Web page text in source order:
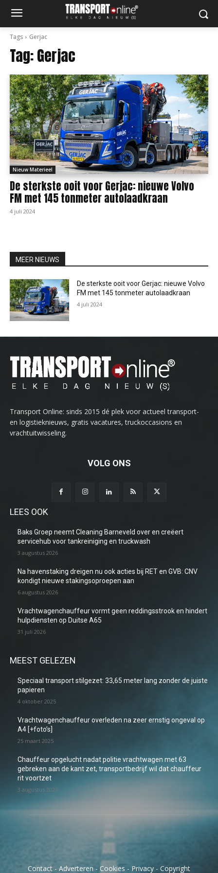
Tags Gerjac
Tag:Gerjac
Nieuw Materieel
De sterkste ooit voor Gerjac: nieuwe Volvo
FM met 145 tonmeter autolaadkraan
4 juli 2024
MEER NIEUWS
De sterkste ooit voor Gerjac: nieuwe Volvo
FM met 145 tonmeter autolaadkraan
4 juli 2024
Transport Online: sinds 2015 dé plek voor actueel transport-
en logistieknieuws, gratis vacatures, truckoccasions en
vrachtuitwisseling.
VOLG ONS
LEES OOK
Baks Groep neemt Cleaning Barneveld over en creëert
servicehub voor tankreiniging en truckwash
3 augustus 2026
Na havenstaking dreigen nu ook acties bij RET en GVB: CNV
kondigt nieuwe stakingsoproepen aan
6 augustus 2026
Vrachtwagenchauffeur vormt geen reddingsstrook en hindert
hulpdiensten op Duitse A65
31 juli 2026
MEEST GELEZEN
Speciaal transport stilgezet: 33,65 meter lang zonder de juiste
papieren
4 oktober 2025
Vrachtwagenchauffeur overleden na zeer ernstig ongeval op
A4 [+foto’s]
25 maart 2025
Chauffeur opgelucht nadat politie vrachtwagen met 63
gebreken aan de kant zet, transportbedrijf wil dat chauffeur
rit voortzet
3 augustus 2026
Contact -Adverteren - Cookies - Privacy - Copyright